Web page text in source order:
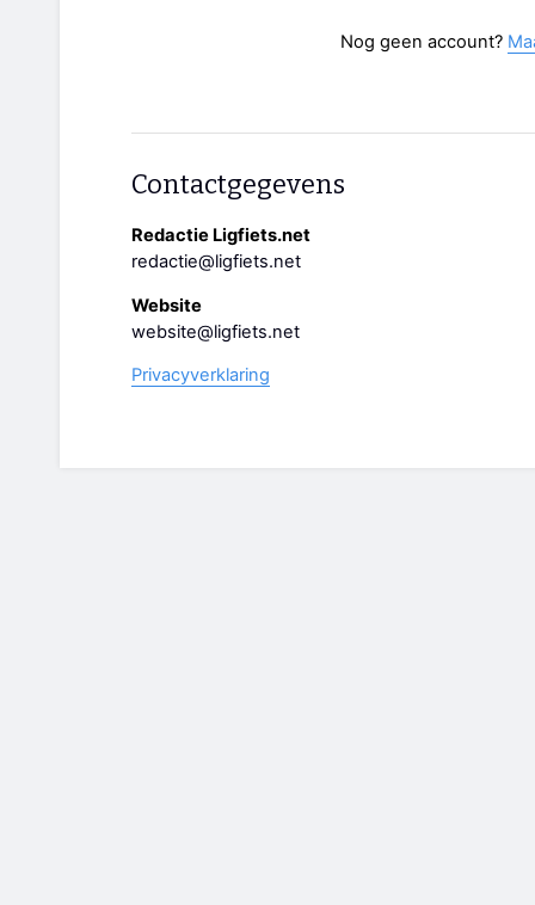
Nog geen account?
Contactgegevens
Redactie Ligfiets.net
redactie@ligfiets.net
Website
website@ligfiets.net
Privacyverklaring